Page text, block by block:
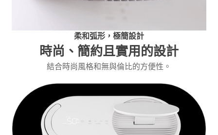
柔和弧形，極簡設計
時尚、簡約且實用的設計
結合時尚風格和無與倫比的方便性。